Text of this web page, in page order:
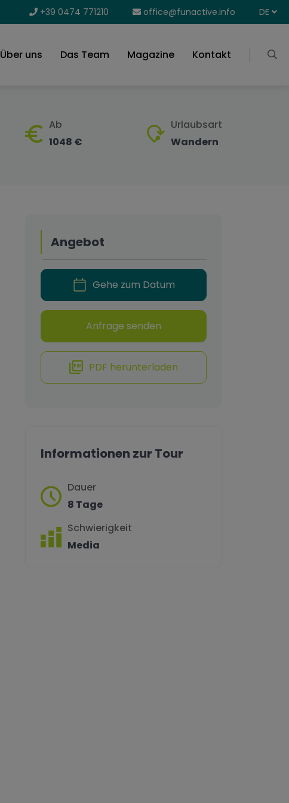
+39 0474 771210 office@funactive.info DE
Über uns Das Team Magazine Kontakt
Ab
1048 €
Urlaubsart
Wandern
Angebot
Gehe zum Datum
Anfrage senden
PDF herunterladen
Informationen zur Tour
Dauer
8 Tage
Schwierigkeit
Media